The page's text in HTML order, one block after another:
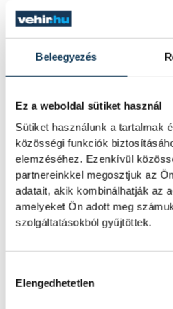
Beleegyezés
Ez a weboldal sütiket használ
Sütiket használunk a tartalmak
közösségi funkciók
elemzéséhez. Ezenkívül
partnereinkkel megosztjuk az
adatait, akik kombinálhatják az
amelyeket Ön adott meg
szolgáltatásokból gyűjtöttek.
Elengedhetetlen
Valami óriási
ma reggel
Rendhagyó
csapódott a SpaceX
felső fokozata. A
szemmel nem
azonban
Rekordok
Magyarország
Rá sem ismerünk
rekordokat dönt a